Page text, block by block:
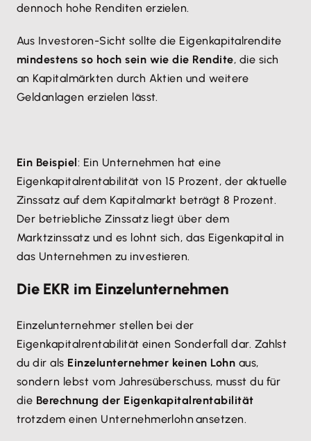
dennoch hohe Renditen erzielen.
Aus Investoren-Sicht sollte die Eigenkapitalrendite
mindestens so hoch sein wie die Rendite, die sich
an Kapitalmärkten durch Aktien und weitere
Geldanlagen erzielen lässt.
Ein Beispiel: Ein Unternehmen hat eine
Eigenkapitalrentabilität von 15 Prozent, der aktuelle
Zinssatz auf dem Kapitalmarkt beträgt 8 Prozent.
Der betriebliche Zinssatz liegt über dem
Marktzinssatz und es lohnt sich, das Eigenkapital in
das Unternehmen zu investieren.
Die EKR im Einzelunternehmen
Einzelunternehmer stellen bei der
Eigenkapitalrentabilität einen Sonderfall dar. Zahlst
du dir als Einzelunternehmer keinen Lohn aus,
sondern lebst vom Jahresüberschuss, musst du für
die Berechnung der Eigenkapitalrentabilität
trotzdem einen Unternehmerlohn ansetzen.